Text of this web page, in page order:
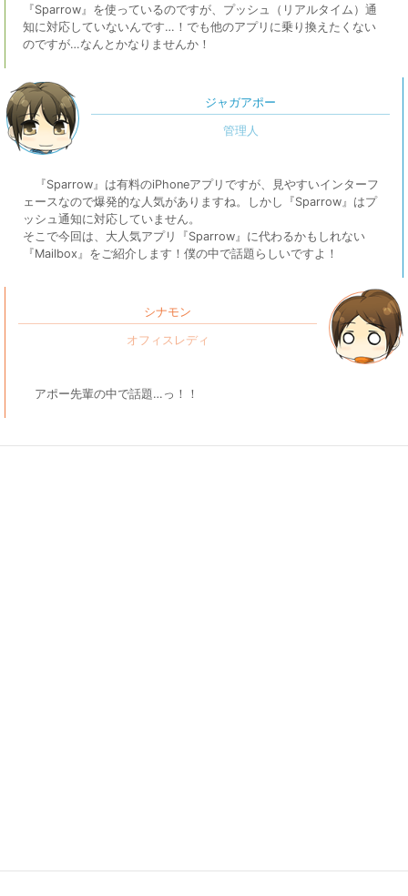
『Sparrow』を使っているのですが、プッシュ（リアルタイム）通
知に対応していないんです…！でも他のアプリに乗り換えたくない
のですが…なんとかなりませんか！
ジャガアポー
『Sparrow』は有料のiPhoneアプリですが、見やすいインターフ
ェースなので爆発的な人気がありますね。しかし『Sparrow』はプ
ッシュ通知に対応していません。
そこで今回は、大人気アプリ『Sparrow』に代わるかもしれない
『Mailbox』をご紹介します！僕の中で話題らしいですよ！
シナモン
アポー先輩の中で話題…っ！！